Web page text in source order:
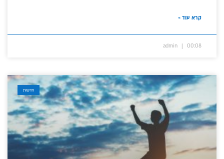
קרא עוד »
admin 00:08
חדשות